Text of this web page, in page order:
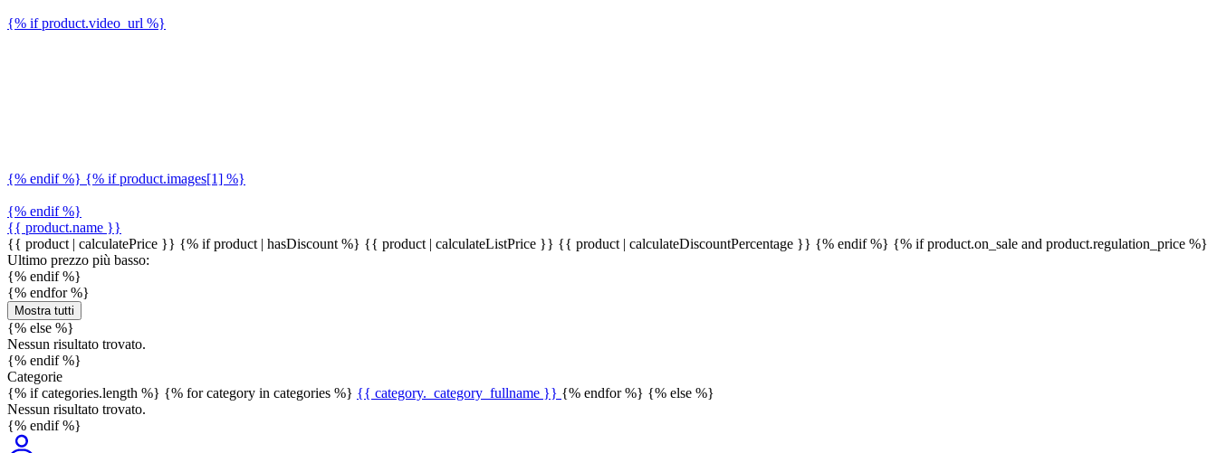
{% if product.video_url %}
{% endif %} {% if product.images[1] %}
{% endif %}
{{ product.name }}
{{ product | calculatePrice }} {% if product | hasDiscount %} {{ product | calculateListPrice }} {{ product | calculateDiscountPercentage }} {% endif %} {% if product.on_sale and product.regulation_price %}
Ultimo prezzo più basso:
{% endif %}
{% endfor %}
Mostra tutti
{% else %}
Nessun risultato trovato.
{% endif %}
Categorie
{% if categories.length %} {% for category in categories %} {{ category._category_fullname }} {% endfor %} {% else %}
Nessun risultato trovato.
{% endif %}